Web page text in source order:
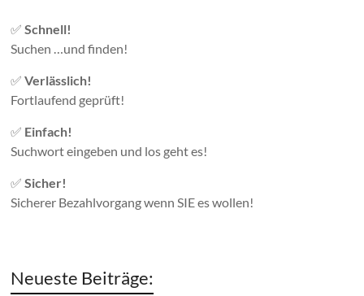
✅Schnell!
Suchen …und finden!
✅Verlässlich!
Fortlaufend geprüft!
✅ Einfach!
Suchwort eingeben und los geht es!
✅Sicher!
Sicherer Bezahlvorgang wenn SIE es wollen!
Neueste Beiträge: